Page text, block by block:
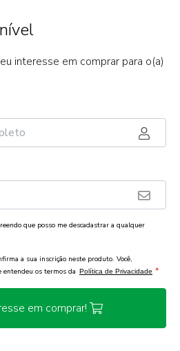
interesse em comprar para o(a)
que posso me descadastrar a qualquer
a sua inscrição neste produto. Você,
os termos da Política de Privacidade *
em comprar!